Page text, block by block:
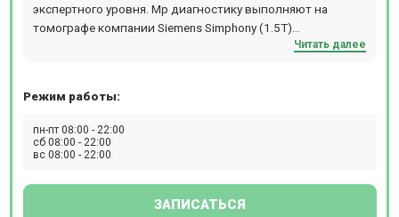
экспертного уровня. Мр диагностику выполняют на
томографе компании Siemens Simphony (1.5Т)
полуоткрытого типа. Пройти исследование на томографе
Выставочная, м. Киевская.
Читать далее
Режим работы:
пн-пт 08:00 - 22:00
сб 08:00 - 22:00
вс 08:00 - 22:00
ЗАПИСАТЬСЯ